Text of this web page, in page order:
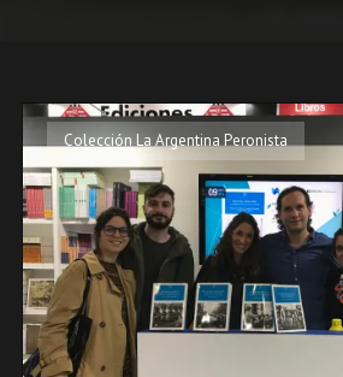
Colección La Argentina Peronista